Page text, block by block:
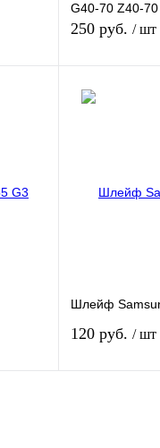
G40-70 Z40-70
250 руб. / шт
Шлейф
120 руб. / шт